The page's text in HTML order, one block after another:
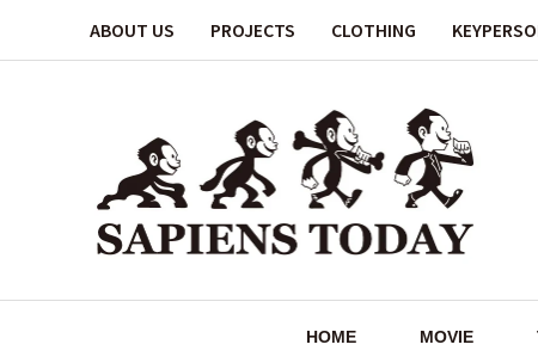
ABOUT US PROJECTS CLOTHING
HOME MOVIE